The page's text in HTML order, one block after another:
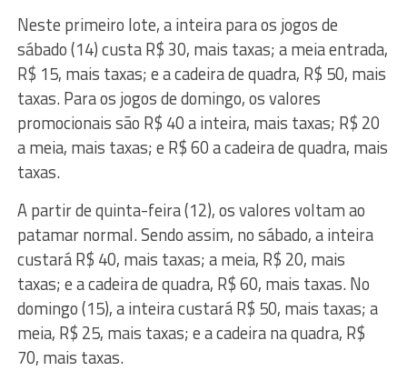
Neste primeiro lote, a inteira para os jogos de
sábado (14) custa R$ 30, mais taxas; a meia entrada,
R$ 15, mais taxas; e a cadeira de quadra, R$ 50, mais
taxas. Para os jogos de domingo, os valores
promocionais são R$ 40 a inteira, mais taxas; R$ 20
a meia, mais taxas; e R$ 60 a cadeira de quadra, mais
taxas.
A partir de quinta-feira (12), os valores voltam ao
patamar normal. Sendo assim, no sábado, a inteira
custará R$ 40, mais taxas; a meia, R$ 20, mais
taxas; e a cadeira de quadra, R$ 60, mais taxas. No
domingo (15), a inteira custará R$ 50, mais taxas; a
meia, R$ 25, mais taxas; e a cadeira na quadra, R$
70, mais taxas.